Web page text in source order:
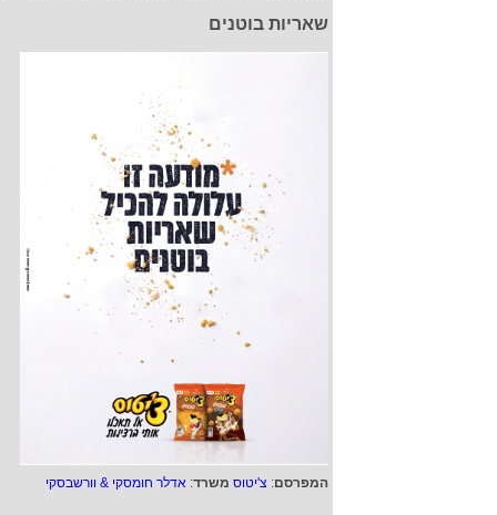
שאריות בוטנים
המפרסם: צ'יטוס משרד: אדלר חומסקי & וורשבסקי